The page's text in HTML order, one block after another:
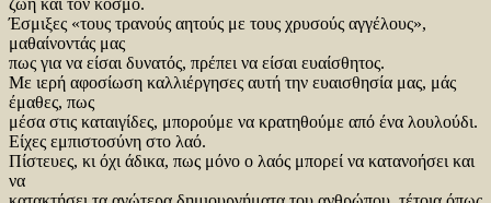
Έσμιξες «τους τρανούς αητούς με τους χρυσούς αγγέλους»,
μαθαίνοντάς μας
πως για να είσαι δυνατός, πρέπει να είσαι ευαίσθητος.
Με ιερή αφοσίωση καλλιέργησες αυτή την ευαισθησία μας, μάς
έμαθες, πως
μέσα στις καταιγίδες, μπορούμε να κρατηθούμε από ένα λουλούδι.
Είχες εμπιστοσύνη στο λαό.
Πίστευες, κι όχι άδικα, πως μόνο ο λαός μπορεί να κατανοήσει και
να